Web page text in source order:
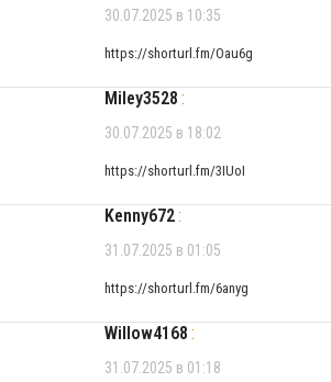
30.07.2025 в 10:35
https://shorturl.fm/Oau6g
Miley3528 :
30.07.2025 в 18:02
https://shorturl.fm/3IUoI
Kenny672:
31.07.2025 в 01:05
https://shorturl.fm/6anyg
Willow4168 :
31.07.2025 в 01:18